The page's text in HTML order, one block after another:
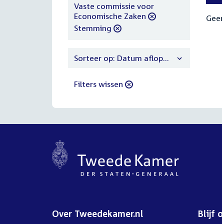
filter
verwijder
filter
Vaste commissie voor
Economische Zaken
verwijder
Stemming
Sorteer op: Datum aflopend
Filters wissen
Over Tweedekamer.nl Blijf